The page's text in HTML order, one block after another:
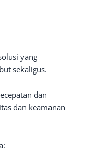
yang
sekaligus.
dan
dan keamanan